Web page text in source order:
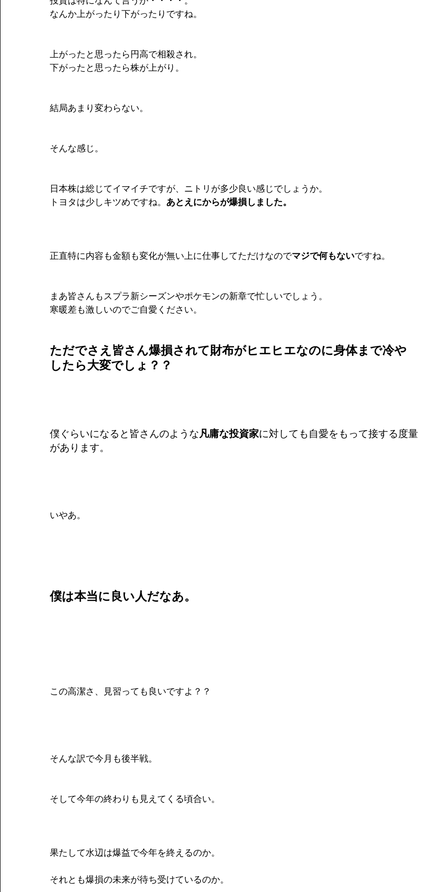
なんか上がったり下がったりですね。
上がったと思ったら円高で相殺され。
下がったと思ったら株が上がり。
結局あまり変わらない。
そんな感じ。
日本株は総じてイマイチですが、ニトリが多少良い感じでしょうか。
トヨタは少しキツめですね。 あとえにからが爆損しました。
正直特に内容も金額も変化が無い上に仕事してただけなのでマジで何もないですね。
まあ皆さんもスプラ新シーズンやポケモンの新章で忙しいでしょう。
寒暖差も激しいのでご自愛ください。
ただでさえ皆さん爆損されて財布がヒエヒエなのに身体まで冷や
したら大変でしょ？？
僕ぐらいになると皆さんのような凡庸な投資家に対しても自愛をもって接する度量
があります。
いやあ。
僕は本当に良い人だなあ。
この高潔さ、見習っても良いですよ？？
そんな訳で今月も後半戦。
そして今年の終わりも見えてくる頃合い。
果たして水辺は爆益で今年を終えるのか。
それとも爆損の未来が待ち受けているのか。